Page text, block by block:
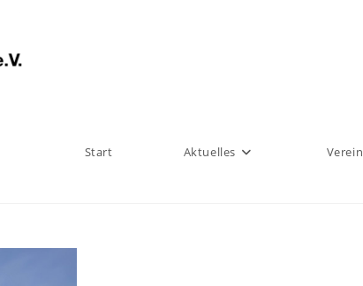
Start Aktuelles Verein